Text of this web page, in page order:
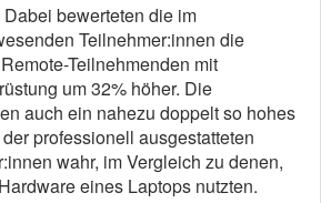
bewerteten die im
Teilnehmer:innen die
Teilnehmenden mit
um 32% höher. Die
auch ein nahezu doppelt so hohes
professionell ausgestatteten
wahr, im Vergleich zu denen,
eines Laptops nutzten.